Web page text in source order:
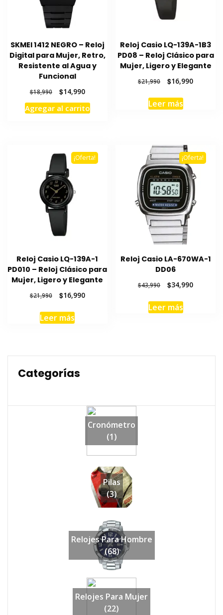
SKMEI 1412 NEGRO – Reloj
Digital para Mujer, Retro,
Resistente al Agua y
Funcional
$18,990
precio
original
$14,990El
precio
actual
Agregar al carrito
Reloj Casio LQ-139A-1B3
PD08 – Reloj Clásico para
Mujer, Ligero y Elegante
$21,990
El
original
era:
$16,990El
Leer más
¡Oferta!
Reloj Casio LQ-139A-1
PD010 – Reloj Clásico para
Mujer, Ligero y Elegante
$21,990
original
era:
$16,990El
Leer más
¡Oferta!
Reloj Casio LA-670WA-1
DD06
$43,990
El
original
era:
$34,990El
Leer más
Categorías
Cronómetro
(1)
Pilas
(3)
Relojes Para Hombre
(68)
Relojes Para Mujer
(22)